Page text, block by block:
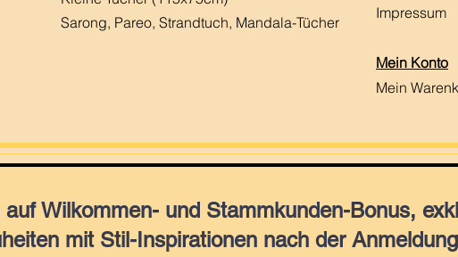
Sarong, Pareo, Strandtuch, Mandala-Tücher
Impressum
Mein Konto
Mein
auf Wilkommen- und Stammkunden-Bonus,
mit Stil-Inspirationen nach der